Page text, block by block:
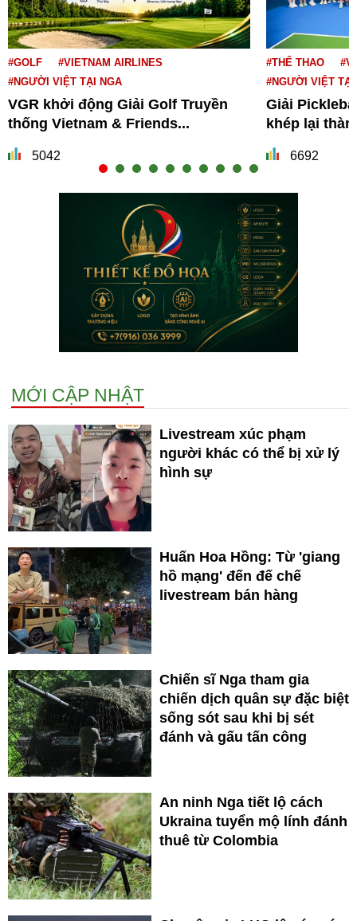
#GOLF
#VIETNAM AIRLINES
#NGƯỜI VIỆT TẠI NGA
VGR khởi động Giải Golf Truyền
thống Vietnam & Friends...
5042
#THỂ THAO
#NGƯỜI VIỆT TẠI
Giải
khép lại
6692
MỚI CẬP NHẬT
Livestream xúc phạm
người khác có thể bị xử lý
hình sự
Huấn Hoa Hồng: Từ 'giang
hồ mạng' đến đế chế
livestream bán hàng
Chiến sĩ Nga tham gia
chiến dịch quân sự đặc biệt
sống sót sau khi bị sét
đánh và gấu tấn công
An ninh Nga tiết lộ cách
Ukraina tuyển mộ lính đánh
thuê từ Colombia